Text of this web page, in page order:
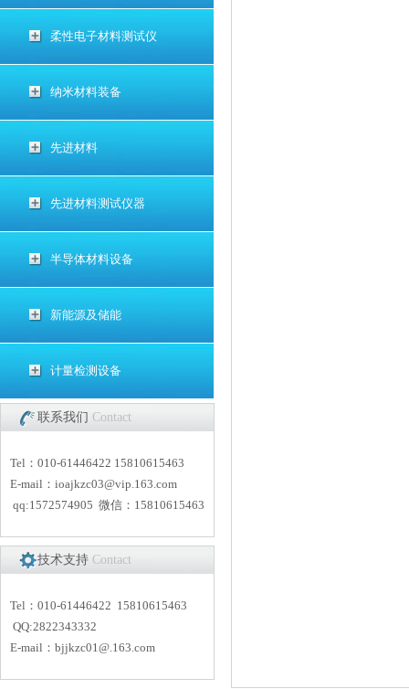
柔性电子材料测试仪
纳米材料装备
先进材料
先进材料测试仪器
半导体材料设备
新能源及储能
计量检测设备
联系我们 Contact
Tel：010-61446422 15810615463
E-mail： ioajkzc03@vip.163.com
qq:1572574905 微信：15810615463
技术支持 Contact
Tel：010-61446422 15810615463
QQ:2822343332
E-mail： bjjkzc01@.163.com